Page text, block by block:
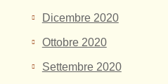
Dicembre 2020
Ottobre 2020
Settembre 2020